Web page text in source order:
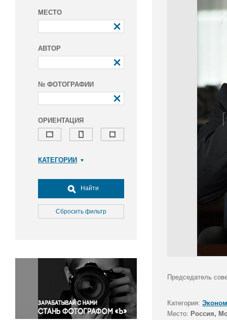
МЕСТО
АВТОР
№ ФОТОГРАФИИ
ОРИЕНТАЦИЯ
КАТЕГОРИИ
Досуг, туризм и отдых
Культура
Медицина
Окружающая среда
Политика
Правосудие
Происшествия и конфликты
Религия
Найти
Сбросить фильтр
Председатель
Категория:
Место: Россия,